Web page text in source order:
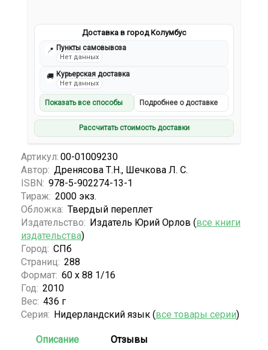
Доставка в город Колумбус
📍 Пункты самовывоза
Нет данных
🚚 Курьерская доставка
Нет данных
Показать все способы Подробнее о доставке
Рассчитать стоимость доставки
Артикул: 00-01009230
Автор: Дренясова Т.Н., Шечкова Л. С.
ISBN: 978-5-902274-13-1
Тираж: 2000 экз.
Обложка: Твердый переплет
Издательство: Издатель Юрий Орлов (все книги
издательства)
Город: СПб
Страниц: 288
Формат: 60 х 88 1/16
Год: 2010
Вес: 436 г
Серия: Нидерландский язык (все товары серии)
Описание Отзывы